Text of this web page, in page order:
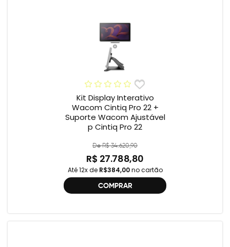
Kit Display Interativo
Wacom Cintiq Pro 22 +
Suporte Wacom Ajustável
p Cintiq Pro 22
De R$ 34.620,90
R$ 27.788,80
Até 12x de R$384,00no cartão
COMPRAR